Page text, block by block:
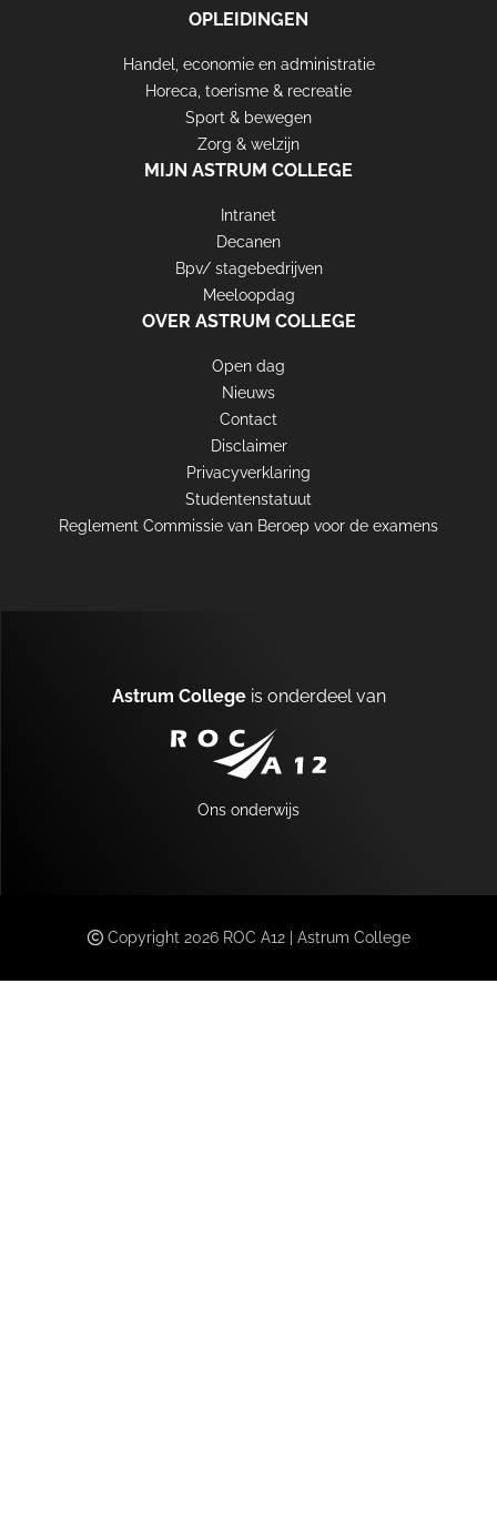
OPLEIDINGEN
Handel, economie en administratie
Horeca, toerisme & recreatie
Sport & bewegen
Zorg & welzijn
MIJN ASTRUM COLLEGE
Intranet
Decanen
Bpv/ stagebedrijven
Meeloopdag
OVER ASTRUM COLLEGE
Open dag
Nieuws
Contact
Disclaimer
Privacyverklaring
Studentenstatuut
Reglement Commissie van Beroep voor de examens
Astrum Collegeis onderdeel van
Ons onderwijs
Copyright 2026 ROC A12 | Astrum College